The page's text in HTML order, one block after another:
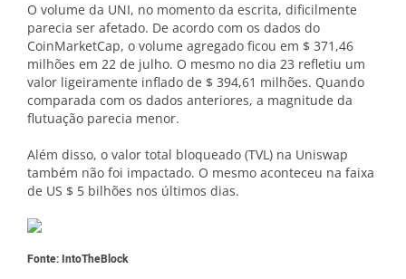
O volume da UNI, no momento da escrita, dificilmente
parecia ser afetado. De acordo com os dados do
CoinMarketCap, o volume agregado ficou em $ 371,46
milhões em 22 de julho. O mesmo no dia 23 refletiu um
valor ligeiramente inflado de $ 394,61 milhões. Quando
comparada com os dados anteriores, a magnitude da
flutuação parecia menor.
Além disso, o valor total bloqueado (TVL) na Uniswap
também não foi impactado. O mesmo aconteceu na faixa
de US $ 5 bilhões nos últimos dias.
Fonte: IntoTheBlock